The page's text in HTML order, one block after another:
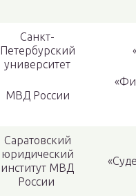
Санкт-
Петербурский
университет
МВД России
Саратовский
юридический
институт МВД
России